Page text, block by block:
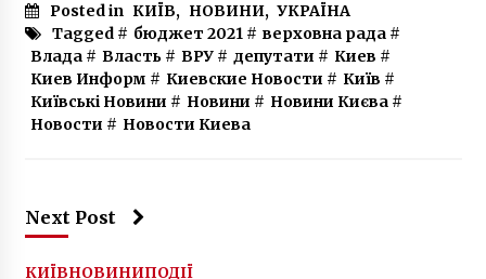
Posted in КИЇВ, НОВИНИ, УКРАЇНА
Tagged # бюджет 2021# верховна рада#
Влада# Власть# ВРУ# депутати # Киев #
Киев Информ # Киевские Новости # Київ #
Київські Новини # Новини # Новини Києва#
Новости # Новости Киева
Next Post
КИЇВНОВИНИПОДІЇ